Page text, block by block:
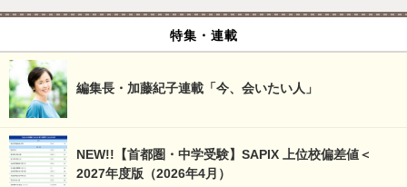
特集・連載
編集長・加藤紀子連載「今、会いたい人」
NEW!!【首都圏・中学受験】SAPIX 上位校偏差値＜
2027年度版（2026年4月）